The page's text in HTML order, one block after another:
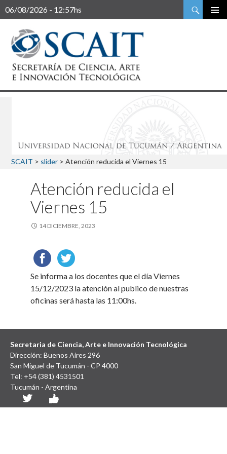
06/08/2026 - 12:57hs
Buscar
SCAIT > slider > Atención reducida el Viernes 15
Atención reducida el
Viernes 15
14 DICIEMBRE, 2023
Se informa a los docentes que el día Viernes
15/12/2023 la atención al publico de nuestras
oficinas será hasta las 11:00hs.
Secretaria de Ciencia, Arte e Innovación Tecnológica
Dirección: Buenos Aires 296
San Miguel de Tucumán - CP 4000
Tel: +54 (381) 4531501
Tucumán - Argentina